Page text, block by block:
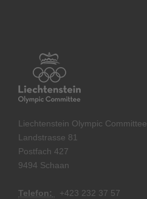
Liechtenstein Olympic Committee
Landstrasse 81
Postfach 427
9494 Schaan
Telefon: +423 232 37 57